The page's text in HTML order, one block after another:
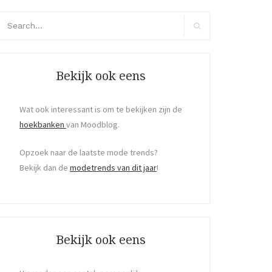
Bekijk ook eens
Wat ook interessant is om te bekijken zijn de
hoekbanken van Moodblog.
Opzoek naar de laatste mode trends?
Bekijk dan de modetrends van dit jaar!
Bekijk ook eens